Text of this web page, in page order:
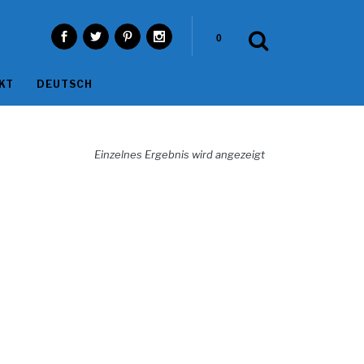
0
DEUTSCH
Einzelnes Ergebnis wird angezeigt